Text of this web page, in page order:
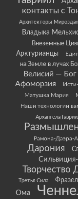
контакты с
Архитекторы
Владыка
Внеземные
Арктурианцы
на Земле в лучах
Велисий —
Афоморзия
Матушка Мария
Наши технологии
Архангела
Рамона-Даэра-
Дарония
Творчество
Третья Сила
Ома